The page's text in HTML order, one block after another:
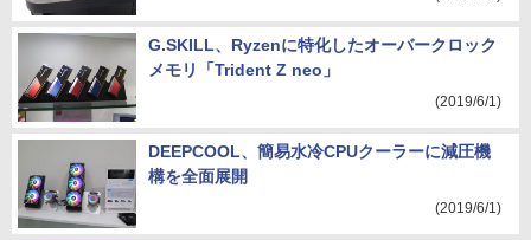
G.SKILL、Ryzenに特化したオーバークロック
メモリ「Trident Z neo」
(2019/6/1)
DEEPCOOL、簡易水冷CPUクーラーに減圧機
構を全面展開
(2019/6/1)